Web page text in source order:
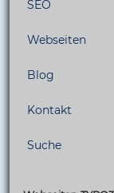
SEO
Webseiten
Blog
Kontakt
Suche